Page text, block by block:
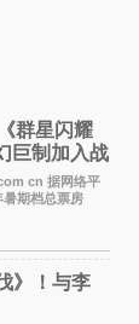
群星闪耀
巨制加入战
网络平
暑期档总票房
，年度总票房
佳片同台竞技，
》！与李